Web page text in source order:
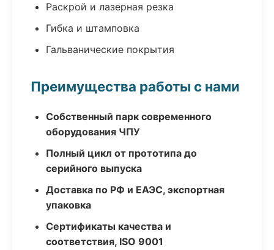
Раскрой и лазерная резка
Гибка и штамповка
Гальванические покрытия
Преимущества работы с нами
Собственный парк современного
оборудования ЧПУ
Полный цикл от прототипа до
серийного выпуска
Доставка по РФ и ЕАЭС, экспортная
упаковка
Сертификаты качества и
соответствия, ISO 9001